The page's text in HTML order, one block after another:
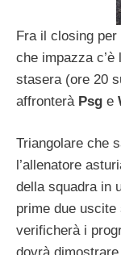
Fra il closing
che impazza c’è
stasera (ore 20
affronterà Psg e
Triangolare che
l’allenatore
della squadra in
prime due
verificherà i